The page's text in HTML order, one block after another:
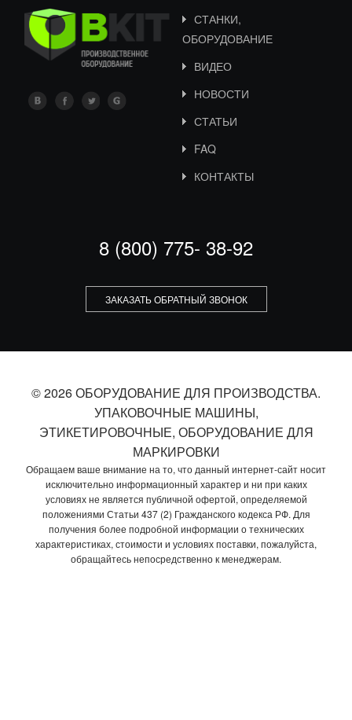
СТАНКИ,
ОБОРУДОВАНИЕ
ВИДЕО
НОВОСТИ
СТАТЬИ
FAQ
КОНТАКТЫ
8 (800) 775- 38-92
ЗАКАЗАТЬ ОБРАТНЫЙ ЗВОНОК
© 2026 ОБОРУДОВАНИЕ ДЛЯ ПРОИЗВОДСТВА.
УПАКОВОЧНЫЕ МАШИНЫ,
ЭТИКЕТИРОВОЧНЫЕ, ОБОРУДОВАНИЕ ДЛЯ
МАРКИРОВКИ
Обращаем ваше внимание на то, что данный интернет-сайт носит
исключительно информационный характер и ни при каких
условиях не является публичной офертой, определяемой
положениями Статьи 437 (2) Гражданского кодекса РФ. Для
получения более подробной информации о технических
характеристиках, стоимости и условиях поставки, пожалуйста,
обращайтесь непосредственно к менеджерам.